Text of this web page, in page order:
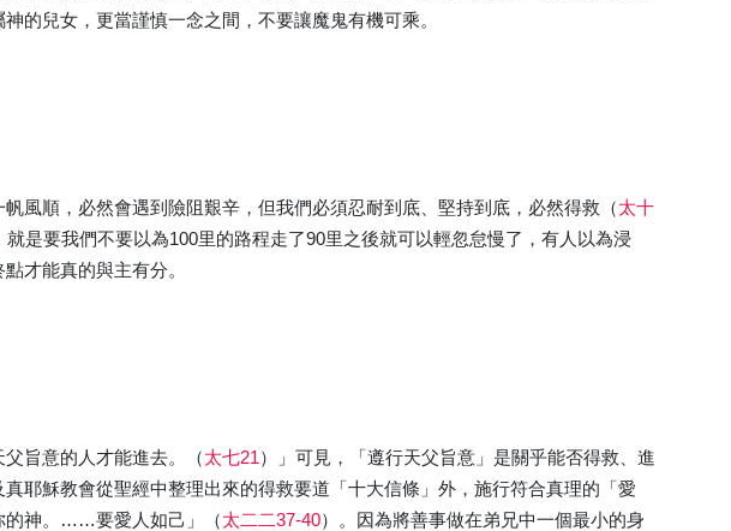
的兒女，更當謹慎一念之間，不要讓魔鬼有機可乘。
風順，必然會遇到險阻艱辛，但我們必須忍耐到底、堅持到底，必然得救（太十
是要我們不要以為100里的路程走了90里之後就可以輕忽怠慢了，有人以為浸
才能真的與主有分。
旨意的人才能進去。（太七21）」可見，「遵行天父旨意」是關乎能否得救、進
耶穌教會從聖經中整理出來的得救要道「十大信條」外，施行符合真理的「愛
的神。……要愛人如己」（太二二37-40）。因為將善事做在弟兄中一個最小的身